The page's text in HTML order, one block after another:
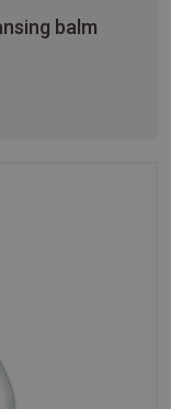
balm